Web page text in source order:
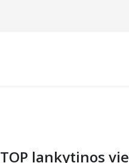
TOP lankytinos